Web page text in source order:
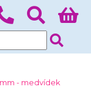
- medvídek